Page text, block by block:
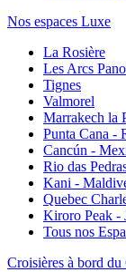
Nos espaces Luxe
La Rosière
Les Arcs
Tignes
Valmorel
Marrakech la
Punta Cana -
Cancún -
Rio das
Kani -
Quebec
Kiroro Peak -
Tous nos
Croisières à bord